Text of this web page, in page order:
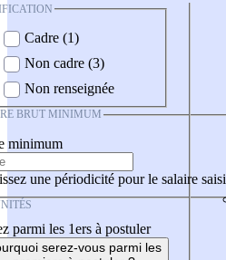
Cadre (1)
Non cadre (3)
Non renseignée
BRUT MINIMUM
minimum
une périodicité pour le salaire saisi
parmi les 1ers à postuler
serez-vous parmi les